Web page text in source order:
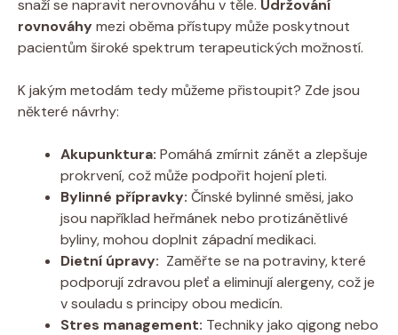
snaží ‌se napravit nerovnováhu v ‍těle. Udržování
rovnováhymezi⁤ oběma přístupy může poskytnout
pacientům široké spektrum terapeutických⁤ možností.
K jakým metodám tedy můžeme⁣ přistoupit? Zde jsou
některé návrhy:
Akupunktura: Pomáhá zmírnit zánět⁢ a‌ zlepšuje‍
prokrvení, což může podpořit hojení pleti.
Bylinné‍ přípravky: Čínské bylinné směsi, jako
jsou například⁢ heřmánek‍ nebo protizánětlivé
⁢byliny, mohou doplnit západní ​medikaci.
Dietní úpravy: ​ Zaměřte se na potraviny, ⁢které
podporují zdravou pleť a eliminují ⁤alergeny,‌ což je
v souladu s principy obou medicín.
Stres management: ⁣Techniky jako qigong nebo⁤